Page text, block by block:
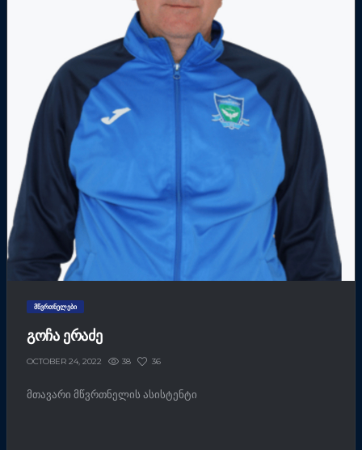
ᲛᲬᲕᲠᲗᲜᲔᲚᲔᲑᲘ
ᲒᲝᲩᲐ ᲔᲠᲐᲫᲔ
OCTOBER 24, 2022 38 36
მთავარი მწვრთნელის ასისტენტი